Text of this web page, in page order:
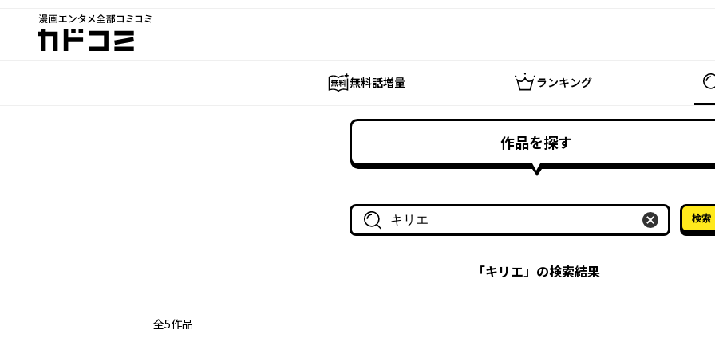
漫画エンタメ全部コミコミ
カドコミ
無料話増量 ランキング
作品を探す
作品名・作家名で探す
検索
「キリエ」の検索結果
全5作品